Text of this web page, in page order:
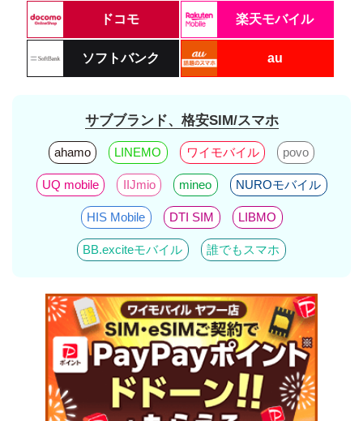
ドコモ 楽天モバイル
ソフトバンク au
サブブランド、格安SIM/スマホ
ahamo LINEMO ワイモバイル povo
UQ mobile IIJmio mineo NUROモバイル
HIS Mobile DTI SIM LIBMO
BB.exciteモバイル 誰でもスマホ